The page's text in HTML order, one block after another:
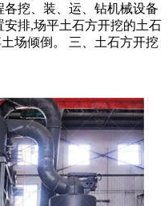
挖、装、运、钻机械设备
排,场平土石方开挖的土石
场倾倒。 三、土石方开挖